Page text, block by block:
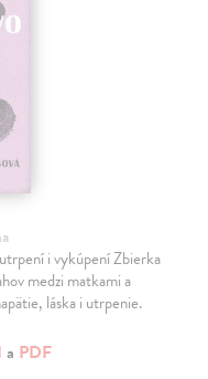
i vykúpení Zbierka
medzi matkami a
láska i utrpenie.
a PDF